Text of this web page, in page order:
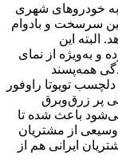
از آنکه به خودروهای شهری
سرسخت و بادوام
این
به‌ویژه از نمای
همه‌پسند
تویوتا راوفور
پر زرق‌وبرق
باعث شده تا
از مشتریان
ایرانی هم از